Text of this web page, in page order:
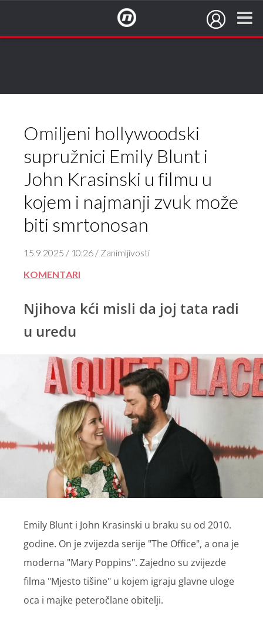
Omiljeni hollywoodski
supružnici Emily Blunt i
John Krasinski u filmu u
kojem i najmanji zvuk može
biti smrtonosan
15.9.2025 / 10:26 / Zanimljivosti
KOMENTARI
Njihova kći misli da joj tata radi
u uredu
Emily Blunt i John Krasinski u braku su od 2010.
godine. On je zvijezda serije "The Office", a ona je
moderna "Mary Poppins". Zajedno su zvijezde
filma "Mjesto tišine" u kojem igraju glavne uloge
oca i majke peteročlane obitelji.